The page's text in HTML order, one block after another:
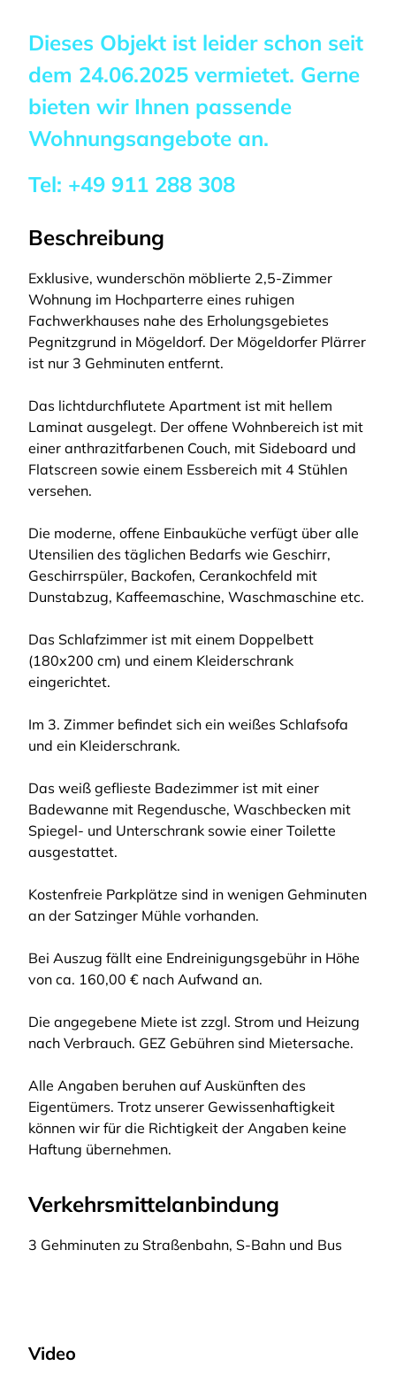
Dieses Objekt ist leider schon seit
dem 24.06.2025 vermietet. Gerne
bieten wir Ihnen passende
Wohnungsangebote an.
Tel: +49 911 288 308
Beschreibung
Exklusive, wunderschön möblierte 2,5-Zimmer
Wohnung im Hochparterre eines ruhigen
Fachwerkhauses nahe des Erholungsgebietes
Pegnitzgrund in Mögeldorf. Der Mögeldorfer Plärrer
ist nur 3 Gehminuten entfernt.
Das lichtdurchflutete Apartment ist mit hellem
Laminat ausgelegt. Der offene Wohnbereich ist mit
einer anthrazitfarbenen Couch, mit Sideboard und
Flatscreen sowie einem Essbereich mit 4 Stühlen
versehen.
Die moderne, offene Einbauküche verfügt über alle
Utensilien des täglichen Bedarfs wie Geschirr,
Geschirrspüler, Backofen, Cerankochfeld mit
Dunstabzug, Kaffeemaschine, Waschmaschine etc.
Das Schlafzimmer ist mit einem Doppelbett
(180x200 cm) und einem Kleiderschrank
eingerichtet.
Im 3. Zimmer befindet sich ein weißes Schlafsofa
und ein Kleiderschrank.
Das weiß geflieste Badezimmer ist mit einer
Badewanne mit Regendusche, Waschbecken mit
Spiegel- und Unterschrank sowie einer Toilette
ausgestattet.
Kostenfreie Parkplätze sind in wenigen Gehminuten
an der Satzinger Mühle vorhanden.
Bei Auszug fällt eine Endreinigungsgebühr in Höhe
von ca. 160,00 € nach Aufwand an.
Die angegebene Miete ist zzgl. Strom und Heizung
nach Verbrauch. GEZ Gebühren sind Mietersache.
Alle Angaben beruhen auf Auskünften des
Eigentümers. Trotz unserer Gewissenhaftigkeit
können wir für die Richtigkeit der Angaben keine
Haftung übernehmen.
Verkehrsmittelanbindung
3 Gehminuten zu Straßenbahn, S-Bahn und Bus
Video